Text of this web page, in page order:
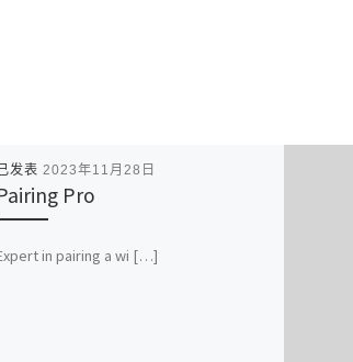
发表 2023年11月28日
Pro
in pairing a wi […]